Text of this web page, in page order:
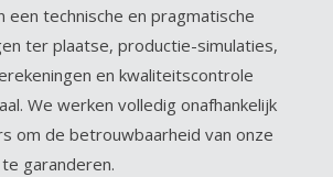
een technische en pragmatische
ter plaatse, productie-simulaties,
en kwaliteitscontrole
We werken volledig onafhankelijk
om de betrouwbaarheid van onze
garanderen.